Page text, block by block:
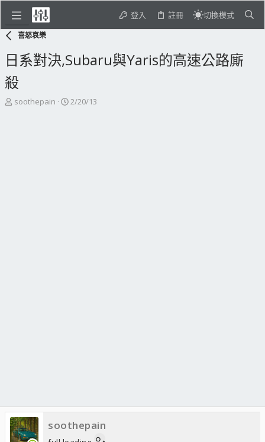
登入 註冊 切換模式
喜怒哀樂
日系對決,Subaru與Yaris的高速公路廝
殺
主
soothepain
開
2/20/13
soothepain